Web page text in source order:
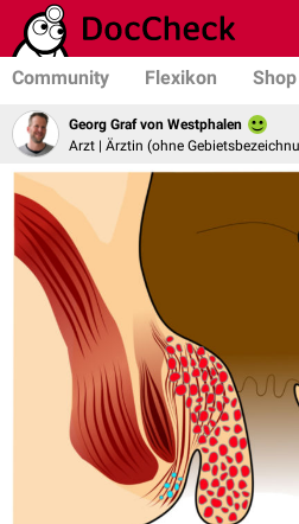
Community Flexikon Shop
Georg Graf von Westphalen
Arzt | Ärztin (ohne